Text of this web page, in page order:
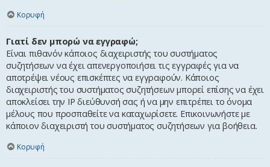
Κορυφή
Γιατί δεν μπορώ να εγγραφώ;
Είναι πιθανόν κάποιος διαχειριστής του συστήματος
συζητήσεων να έχει απενεργοποιήσει τις εγγραφές για να
αποτρέψει νέους επισκέπτες να εγγραφούν. Κάποιος
διαχειριστής του συστήματος συζητήσεων μπορεί επίσης να έχει
αποκλείσει την IP διεύθυνσή σας ή να μην επιτρέπει το όνομα
μέλους που προσπαθείτε να καταχωρίσετε. Επικοινωνήστε με
κάποιον διαχειριστή του συστήματος συζητήσεων για βοήθεια.
Κορυφή